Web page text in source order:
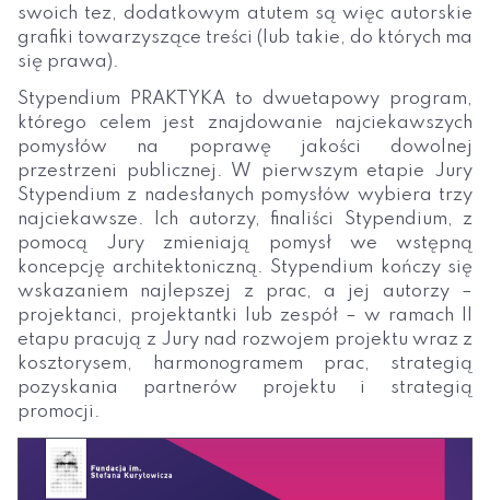
swoich tez, dodatkowym atutem są więc autorskie
grafiki towarzyszące treści (lub takie, do których ma
się prawa).
Stypendium PRAKTYKA to dwuetapowy program,
którego celem jest znajdowanie najciekawszych
pomysłów na poprawę jakości dowolnej
przestrzeni publicznej. W pierwszym etapie Jury
Stypendium z nadesłanych pomysłów wybiera trzy
najciekawsze. Ich autorzy, finaliści Stypendium, z
pomocą Jury zmieniają pomysł we wstępną
koncepcję architektoniczną. Stypendium kończy się
wskazaniem najlepszej z prac, a jej autorzy –
projektanci, projektantki lub zespół – w ramach II
etapu pracują z Jury nad rozwojem projektu wraz z
kosztorysem, harmonogramem prac, strategią
pozyskania partnerów projektu i strategią
promocji.